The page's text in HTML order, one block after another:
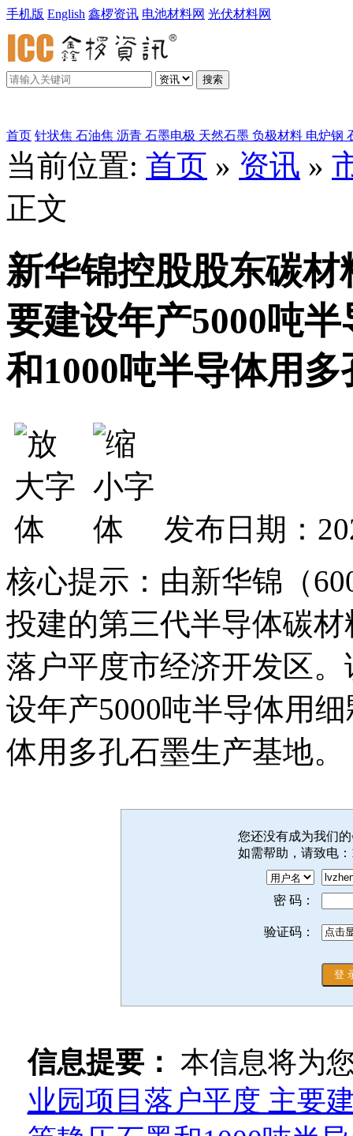
手机版 English 鑫椤资讯 电池材料网 光伏材料网
搜索
首页 针状焦 石油焦 沥青 石墨电极 天然石墨 负极材料 电炉钢
当前位置: 首页 » 资讯 »
正文
新华锦控股股东碳
要建设年产5000吨
和1000吨半导体用
发布日期：
核心提示：由新华锦（
投建的第三代半导体碳
落户平度市经济开发区
设年产5000吨半导体用
体用多孔石墨生产基地。
您还没有成为我们
如需帮助，请致电：
密 码：
验证码：
信息提要： 本信息将为
业园项目落户平度 主要